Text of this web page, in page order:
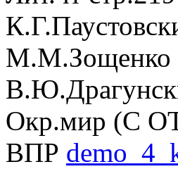
М.М.Зощенко
Окр.мир (С
ВПР